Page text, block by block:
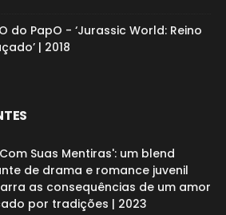
do PapO - ‘Jurassic World: Reino
| 2018
Suas Mentiras': um blend
de drama e romance juvenil
as consequências de um amor
por tradições | 2023